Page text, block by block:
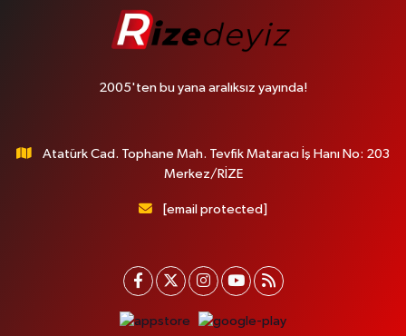
2005'ten bu yana aralıksız yayında!
Atatürk Cad. Tophane Mah. Tevfik Mataracı İş Hanı No: 203
Merkez/RİZE
[email protected]